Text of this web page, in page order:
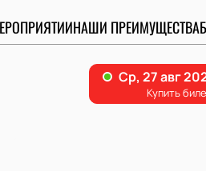
НАШИ ПРЕИМУЩЕСТВА